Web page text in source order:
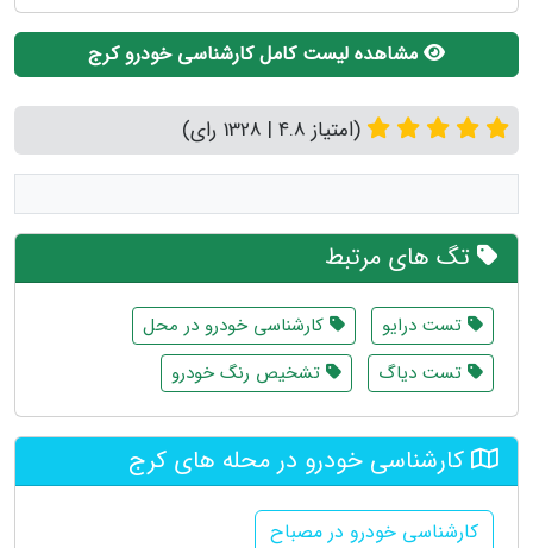
مشاهده لیست کامل کارشناسی خودرو کرج
(امتیاز 4.8 | 1328 رای)
تگ های مرتبط
تست درایو
کارشناسی خودرو در محل
تست دیاگ
تشخیص رنگ خودرو
کارشناسی خودرو در محله های کرج
کارشناسی خودرو در مصباح